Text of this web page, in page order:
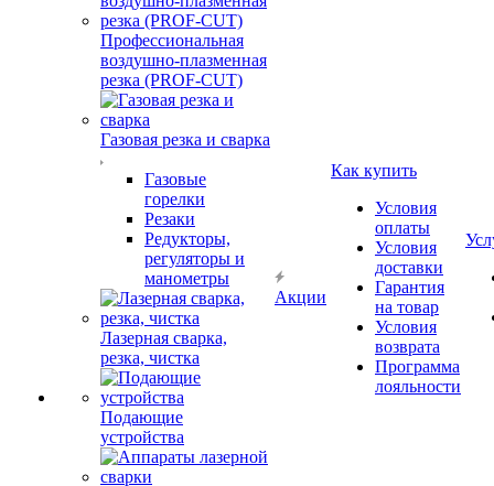
Профессиональная
воздушно-плазменная
резка (PROF-CUT)
Газовая резка и сварка
Газовые
горелки
Резаки
Редукторы,
регуляторы и
манометры
Лазерная сварка,
резка, чистка
Подающие
устройства
Акции
Как купить
Условия
оплаты
Условия
доставки
Гарантия
на товар
Условия
возврата
Программа
лояльности